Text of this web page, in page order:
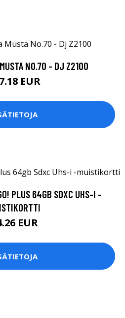
NO.70 - DJ Z2100
EUR
PLUS 64GB SDXC UHS-I -
EUR